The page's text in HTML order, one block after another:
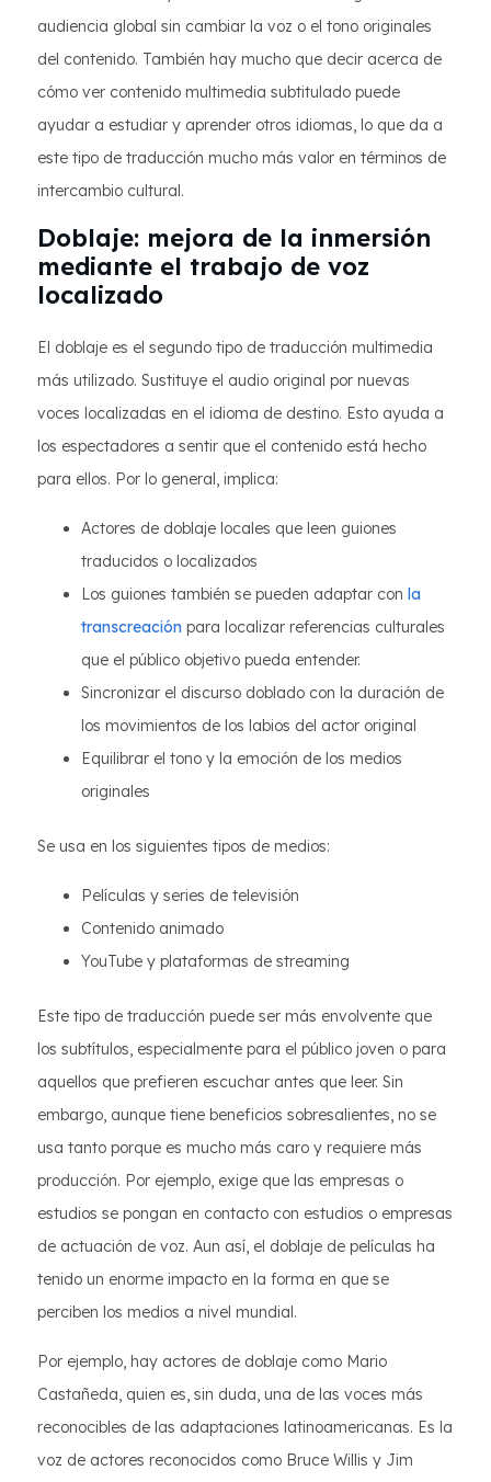
audiencia global sin cambiar la voz o el tono originales
del contenido. También hay mucho que decir acerca de
cómo ver contenido multimedia subtitulado puede
ayudar a estudiar y aprender otros idiomas, lo que da a
este tipo de traducción mucho más valor en términos de
intercambio cultural.
Doblaje: mejora de la inmersión
mediante el trabajo de voz
localizado
El doblaje es el segundo tipo de traducción multimedia
más utilizado. Sustituye el audio original por nuevas
voces localizadas en el idioma de destino. Esto ayuda a
los espectadores a sentir que el contenido está hecho
para ellos. Por lo general, implica:
Actores de doblaje locales que leen guiones
traducidos o localizados
Los guiones también se pueden adaptar con la
transcreación para localizar referencias culturales
que el público objetivo pueda entender.
Sincronizar el discurso doblado con la duración de
los movimientos de los labios del actor original
Equilibrar el tono y la emoción de los medios
originales
Se usa en los siguientes tipos de medios:
Películas y series de televisión
Contenido animado
YouTube y plataformas de streaming
Este tipo de traducción puede ser más envolvente que
los subtítulos, especialmente para el público joven o para
aquellos que prefieren escuchar antes que leer. Sin
embargo, aunque tiene beneficios sobresalientes, no se
usa tanto porque es mucho más caro y requiere más
producción. Por ejemplo, exige que las empresas o
estudios se pongan en contacto con estudios o empresas
de actuación de voz. Aun así, el doblaje de películas ha
tenido un enorme impacto en la forma en que se
perciben los medios a nivel mundial.
Por ejemplo, hay actores de doblaje como Mario
Castañeda, quien es, sin duda, una de las voces más
reconocibles de las adaptaciones latinoamericanas. Es la
voz de actores reconocidos como Bruce Willis y Jim